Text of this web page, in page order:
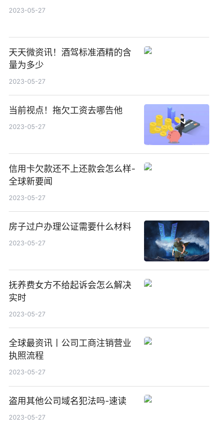
2023-05-27
天天微资讯！酒驾标准酒精的含
量为多少
2023-05-27
当前视点！拖欠工资去哪告他
2023-05-27
信用卡欠款还不上还款会怎么样-
全球新要闻
2023-05-27
房子过户办理公证需要什么材料
2023-05-27
抚养费女方不给起诉会怎么解决
实时
2023-05-27
全球最资讯丨公司工商注销营业
执照流程
2023-05-27
盗用其他公司域名犯法吗-速读
2023-05-27